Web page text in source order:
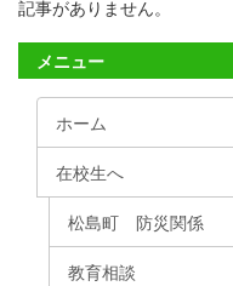
記事がありません。
メニュー
ホーム
在校生へ
松島町 防災関係
教育相談